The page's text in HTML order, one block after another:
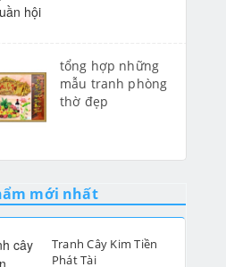
tổng hợp những
mẫu tranh phòng
thờ đẹp
mới nhất
Tranh Cây Kim Tiền
Phát Tài